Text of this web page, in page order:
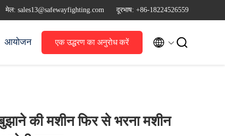
मेल: sales13@safewayfighting.com दूरभाष: +86-18224526559
आयोजन एक उद्धरण का अनुरोध करें  
की मशीन फिर से भरना मशीन